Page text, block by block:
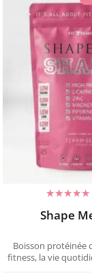
Shape
Boisson protéinée
fitness, la vie